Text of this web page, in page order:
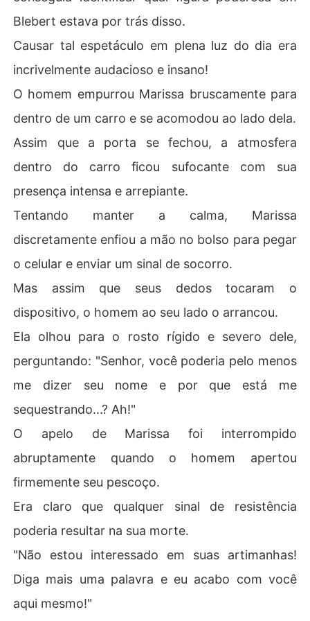
Blebert estava por trás disso.
Causar tal espetáculo em plena luz do dia era
incrivelmente audacioso e insano!
O homem empurrou Marissa bruscamente para
dentro de um carro e se acomodou ao lado dela.
Assim que a porta se fechou, a atmosfera
dentro do carro ficou sufocante com sua
presença intensa e arrepiante.
Tentando manter a calma, Marissa
discretamente enfiou a mão no bolso para pegar
o celular e enviar um sinal de socorro.
Mas assim que seus dedos tocaram o
dispositivo, o homem ao seu lado o arrancou.
Ela olhou para o rosto rígido e severo dele,
perguntando: "Senhor, você poderia pelo menos
me dizer seu nome e por que está me
sequestrando...? Ah!"
O apelo de Marissa foi interrompido
abruptamente quando o homem apertou
firmemente seu pescoço.
Era claro que qualquer sinal de resistência
poderia resultar na sua morte.
"Não estou interessado em suas artimanhas!
Diga mais uma palavra e eu acabo com você
aqui mesmo!"